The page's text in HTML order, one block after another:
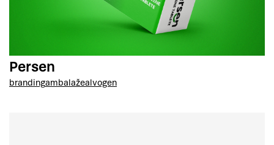
Persen
brandingambalažealvogen